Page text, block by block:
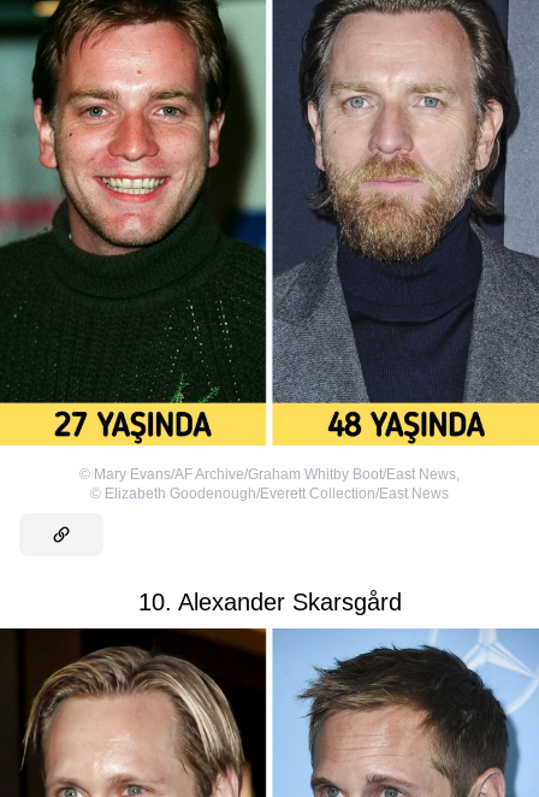
© Mary Evans/AF Archive/Graham Whitby Boot/East News
© Elizabeth Goodenough/Everett Collection/East News
10. Alexander Skarsgård